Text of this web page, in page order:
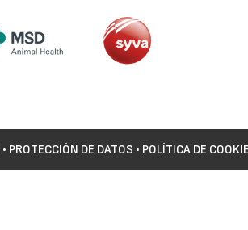
• PROTECCIÓN DE DATOS • POLÍTICA DE